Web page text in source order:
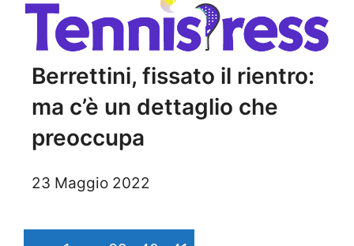
Berrettini, fissato il rientro:
ma c’è un dettaglio che
preoccupa
23 Maggio 2022